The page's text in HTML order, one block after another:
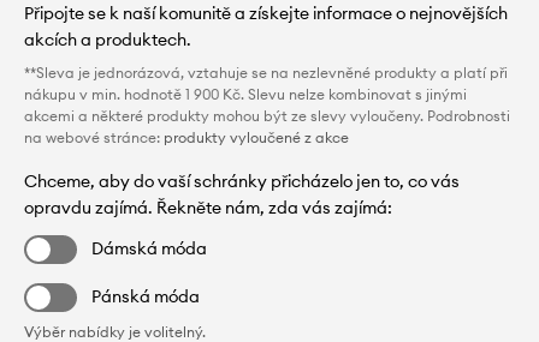
Připojte se k naší komunitě a získejte informace o nejnovějších
akcích a produktech.
**Sleva je jednorázová, vztahuje se na nezlevněné produkty a platí při
nákupu v min. hodnotě 1 900 Kč. Slevu nelze kombinovat s jinými
akcemi a některé produkty mohou být ze slevy vyloučeny. Podrobnosti
na webové stránce: produkty vyloučené z akce
Chceme, aby do vaší schránky přicházelo jen to, co vás
opravdu zajímá. Řekněte nám, zda vás zajímá:
Dámská móda
Pánská móda
Výběr nabídky je volitelný.